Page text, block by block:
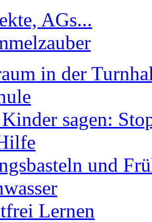
AGs...
in der
sagen:
und
Lernen